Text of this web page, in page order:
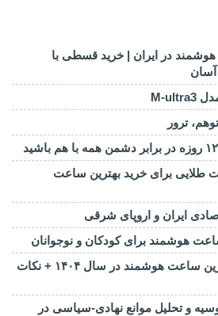
در ایران | خرید قسطی با
۱۴۰۴؛ فرصت طلایی برای خرید بهترین ساعت
ایران و اروپای شرقی
هوشمند برای کودکان و نوجوانان
راهنمای نهایی خرید بهترین ساعت هوشمند در سال ۱۴۰۴ + نکات
و تحلیل موانع نهادی-سیاسی در